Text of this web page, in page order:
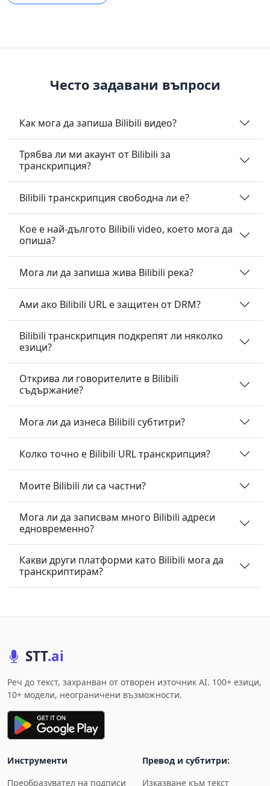
Често задавани въпроси
Как мога да запиша Bilibili видео?
Трябва ли ми акаунт от Bilibili за
транскрипция?
Bilibili транскрипция свободна ли е?
Кое е най-дългото Bilibili video, което мога да
опиша?
Мога ли да запиша жива Bilibili река?
Ами ако Bilibili URL е защитен от DRM?
Bilibili транскрипция подкрепят ли няколко
езици?
Открива ли говорителите в Bilibili
съдържание?
Мога ли да изнеса Bilibili субтитри?
Колко точно е Bilibili URL транскрипция?
Моите Bilibili ли са частни?
Мога ли да записвам много Bilibili адреси
едновременно?
Какви други платформи като Bilibili мога да
транскриптирам?
STT.ai
Реч до текст, захранван от отворен източник AI. 100+ езици,
10+ модели, неограничени възможности.
Инструменти
Преобразувател на подписи
Превод и субтитри:
Изказване към текст